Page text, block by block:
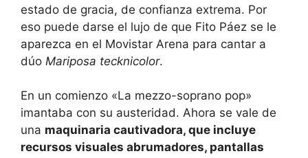
estado de gracia, de confianza extrema. Por
eso puede darse el lujo de que Fito Páez se le
aparezca en el Movistar Arena para cantar a
dúo Mariposa tecknicolor.
En un comienzo «La mezzo-soprano pop»
imantaba con su austeridad. Ahora se vale de
una maquinaria cautivadora, que incluye
recursos visuales abrumadores, pantallas